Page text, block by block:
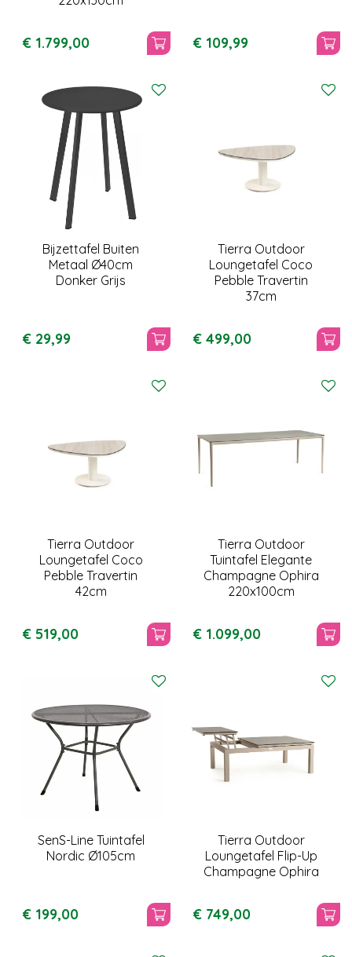
€ 1.799,00 € 109,99
Bijzettafel Buiten
Metaal Ø40cm
Donker Grijs
€ 29,99
Tierra Outdoor
Loungetafel Coco
Pebble Travertin
37cm
€ 499,00
Tierra Outdoor
Loungetafel Coco
Pebble Travertin
42cm
€ 519,00
Tierra Outdoor
Tuintafel Elegante
Champagne Ophira
220x100cm
€ 1.099,00
SenS-Line Tuintafel
Nordic Ø105cm
€ 199,00
Tierra Outdoor
Loungetafel Flip-Up
Champagne Ophira
€ 749,00